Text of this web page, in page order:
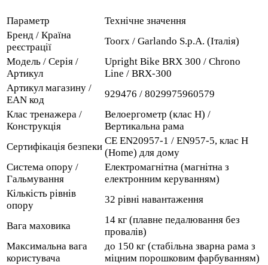
Параметр
Технічне значення
Бренд / Країна
реєстрації
Toorx / Garlando S.p.A. (Італія)
Модель / Серія /
Артикул
Upright Bike BRX 300 / Chrono
Line / BRX-300
Артикул магазину /
EAN код
929476 / 8029975960579
Клас тренажера /
Конструкція
Велоергометр (клас H) /
Вертикальна рама
Сертифікація безпеки
CE EN20957-1 / EN957-5, клас H
(Home) для дому
Система опору /
Гальмування
Електромагнітна (магнітна з
електронним керуванням)
Кількість рівнів
опору
32 рівні навантаження
Вага маховика
14 кг (плавне педалювання без
провалів)
Максимальна вага
користувача
до 150 кг (стабільна зварна рама з
міцним порошковим фарбуванням)